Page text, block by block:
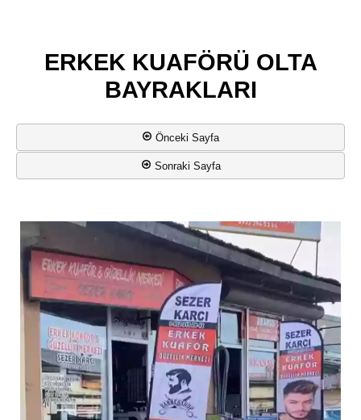
ERKEK KUAFÖRÜ OLTA
BAYRAKLARI
Önceki Sayfa
Sonraki Sayfa